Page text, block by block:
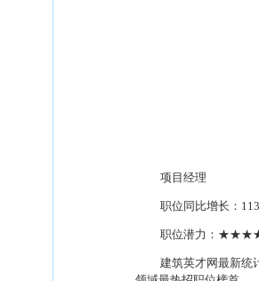
项目经理
职位同比增长：
职位潜力：
建筑英才网最新统